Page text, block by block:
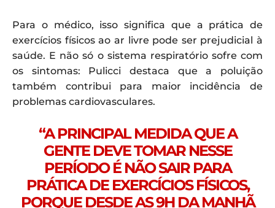
Para o médico, isso significa que a prática de
exercícios físicos ao ar livre pode ser prejudicial à
saúde. E não só o sistema respiratório sofre com
os sintomas: Pulicci destaca que a poluição
também contribui para maior incidência de
problemas cardiovasculares.
“A PRINCIPAL MEDIDA QUE A
GENTE DEVE TOMAR NESSE
PERÍODO É NÃO SAIR PARA
PRÁTICA DE EXERCÍCIOS FÍSICOS,
PORQUE DESDE AS 9H DA MANHÃ